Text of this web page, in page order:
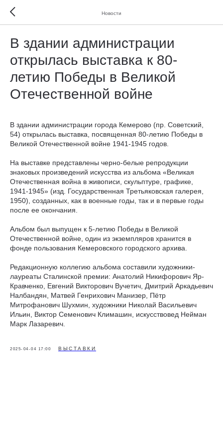
Новости
В здании администрации
открылась выставка к 80-
летию Победы в Великой
Отечественной войне
В здании администрации города Кемерово (пр. Советский,
54) открылась выставка, посвященная 80-летию Победы в
Великой Отечественной войне 1941-1945 годов.
На выставке представлены черно-белые репродукции
знаковых произведений искусства из альбома «Великая
Отечественная война в живописи, скульптуре, графике,
1941-1945» (изд. Государственная Третьяковская галерея,
1950), созданных, как в военные годы, так и в первые годы
после ее окончания.
Альбом был выпущен к 5-летию Победы в Великой
Отечественной войне, один из экземпляров хранится в
фонде пользования Кемеровского городского архива.
Редакционную коллегию альбома составили художники-
лауреаты Сталинской премии: Анатолий Никифорович Яр-
Кравченко, Евгений Викторович Вучетич, Дмитрий Аркадьевич
Налбандян, Матвей Генрихович Манизер, Пётр
Митрофанович Шухмин, художники Николай Васильевич
Ильин, Виктор Семенович Климашин, искусствовед Нейман
Марк Лазаревич.
2025-04-04 17:00 ВЫСТАВКИ